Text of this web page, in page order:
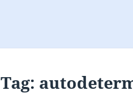
Tag: